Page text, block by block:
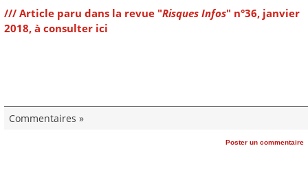
/// Article paru dans la revue "Risques Infos" n°36, janvier
2018, à consulter ici
Commentaires »
Poster un commentaire